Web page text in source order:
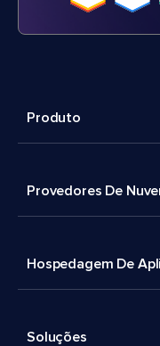
Produto
Provedores De
Hospedagem De
Soluções